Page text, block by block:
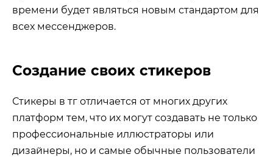
времени будет являться новым стандартом для
всех мессенджеров.
Создание своих стикеров
Стикеры в тг отличается от многих других
платформ тем, что их могут создавать не только
профессиональные иллюстраторы или
дизайнеры, но и самые обычные пользователи